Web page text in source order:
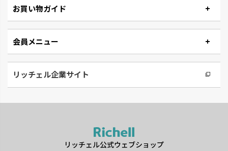
お買い物ガイド
会員メニュー
リッチェル企業サイト
リッチェル公式ウェブショップ